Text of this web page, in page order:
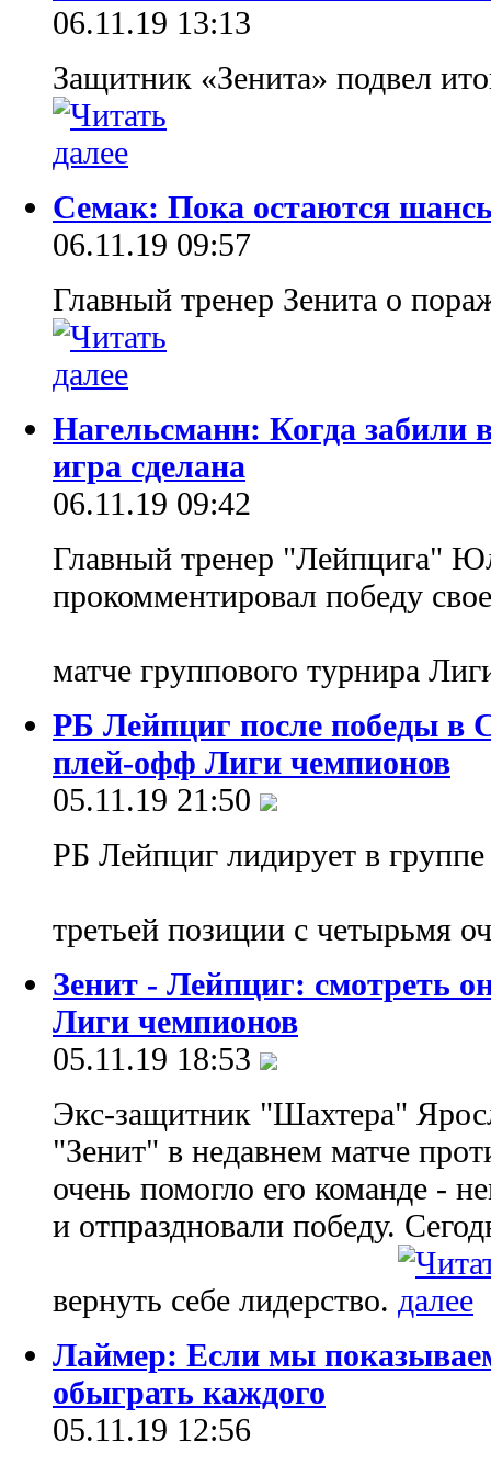
06.11.19 13:13
Защитник «Зенита» подвел
Семак: Пока остаются
06.11.19 09:57
Главный тренер Зенита о
Нагельсманн: Когда забили
игра сделана
06.11.19 09:42
Главный тренер "Лейпцига"
прокомментировал победу
матче группового турнира
РБ Лейпциг после победы в
плей-офф Лиги чемпионов
05.11.19 21:50
РБ Лейпциг лидирует в
третьей позиции с четырьмя
Зенит - Лейпциг: смотреть
Лиги чемпионов
05.11.19 18:53
Экс-защитник "Шахтера"
"Зенит" в недавнем матче
очень помогло его команде -
и отпраздновали победу.
вернуть себе лидерство.
Лаймер: Если мы
обыграть каждого
05.11.19 12:56